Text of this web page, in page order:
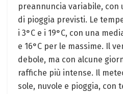
preannuncia variabile, con
di pioggia previsti. Le
i 3°C e i 19°C, con una
e 16°C per le massime. Il
debole, ma con alcune
raffiche più intense. Il
sole, nuvole e pioggia, con